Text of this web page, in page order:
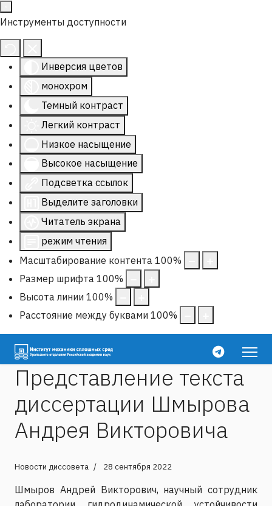
Инструменты доступности
Инверсия цветов
монохром
Темный контраст
Легкий контраст
Низкое насыщение
Высокое насыщение
Подсветка ссылок
Выделите заголовки
Читатель экрана
режим чтения
Масштабирование контента 100%
Размер шрифта 100%
Высота линии 100%
Расстояние между буквами 100%
Представление текста
диссертации Шмырова
Андрея Викторовича
Новости диссовета 28 сентября 2022
Шмыров Андрей Викторович, научный сотрудник